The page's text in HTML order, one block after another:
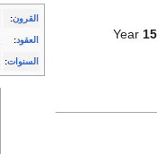
القرون:
العقود:
السنوات:
Year